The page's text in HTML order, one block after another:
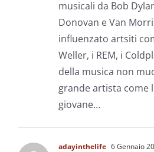
musicali da Bob
Donovan e Van
influenzato artsiti
Weller, i REM, i
della musica non
grande artista come
giovane…
adayinthelife 6 Gennaio